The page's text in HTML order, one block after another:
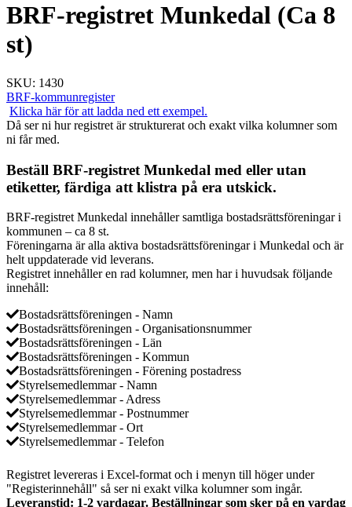
BRF-registret Munkedal (Ca 8
st)
SKU: 1430
BRF-kommunregister
Klicka här för att ladda ned ett exempel.
Då ser ni hur registret är strukturerat och exakt vilka kolumner som
ni får med.
Beställ BRF-registret Munkedal med eller utan
etiketter, färdiga att klistra på era utskick.
BRF-registret Munkedal innehåller samtliga bostadsrättsföreningar i
kommunen – ca 8 st.
Föreningarna är alla aktiva bostadsrättsföreningar i Munkedal och är
helt uppdaterade vid leverans.
Registret innehåller en rad kolumner, men har i huvudsak följande
innehåll:
Bostadsrättsföreningen - Namn
Bostadsrättsföreningen - Organisationsnummer
Bostadsrättsföreningen - Län
Bostadsrättsföreningen - Kommun
Bostadsrättsföreningen - Förening postadress
Styrelsemedlemmar - Namn
Styrelsemedlemmar - Adress
Styrelsemedlemmar - Postnummer
Styrelsemedlemmar - Ort
Styrelsemedlemmar - Telefon
Registret levereras i Excel-format och i menyn till höger under
"Registerinnehåll" så ser ni exakt vilka kolumner som ingår.
Leveranstid: 1-2 vardagar. Beställningar som sker på en vardag